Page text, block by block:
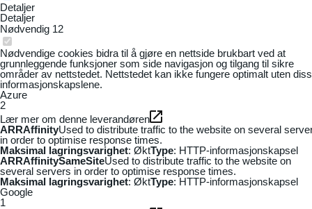
Detaljer
Detaljer
Nødvendig 12
Nødvendige cookies bidra til å gjøre en nettside brukbart ved at
grunnleggende funksjoner som side navigasjon og tilgang til sikre
områder av nettstedet. Nettstedet kan ikke fungere optimalt uten
informasjonskapslene.
Azure
2
Lær mer om denne leverandøren
ARRAffinityUsed to distribute traffic to the website on several
in order to optimise response times.
Maksimal lagringsvarighet: ØktType: HTTP-informasjonskapsel
ARRAffinitySameSiteUsed to distribute traffic to the website on
several servers in order to optimise response times.
Maksimal lagringsvarighet: ØktType: HTTP-informasjonskapsel
Google
1